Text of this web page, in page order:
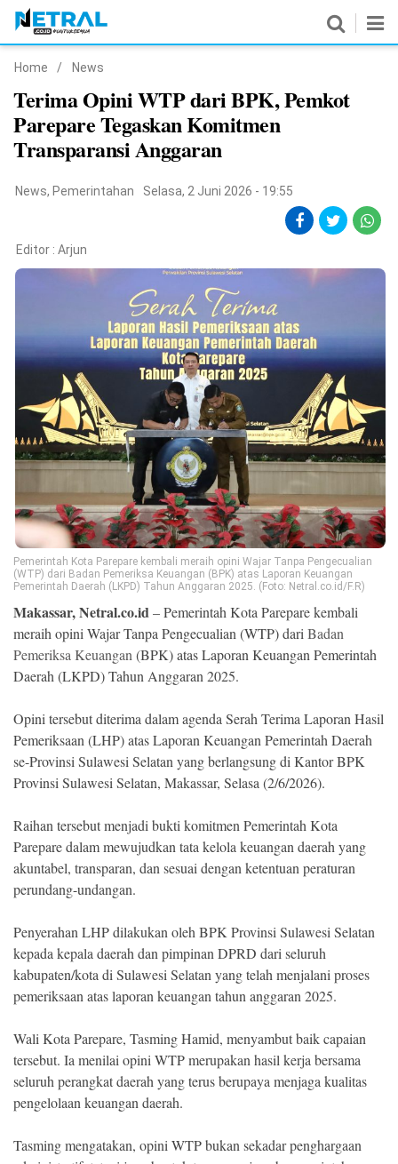
Nasional
Pemerintahan
Politik
Hukrim
Pendidikan
Olahraga
Ekonomi
Memori
©
Copyright
.
All
Right
Reserved
Home / News
Terima Opini WTP dari BPK, Pemkot
Parepare Tegaskan Komitmen
Transparansi Anggaran
News, Pemerintahan Selasa, 2 Juni 2026 - 19:55
Editor : Arjun
Pemerintah Kota Parepare kembali meraih opini Wajar Tanpa Pengecualian
(WTP) dari Badan Pemeriksa Keuangan (BPK) atas Laporan Keuangan
Pemerintah Daerah (LKPD) Tahun Anggaran 2025. (Foto: Netral.co.id/F.R)
Makassar, Netral.co.id– Pemerintah Kota Parepare kembali
meraih opini Wajar Tanpa Pengecualian (WTP) dariBadan
Pemeriksa Keuangan(BPK) atas Laporan Keuangan Pemerintah
Daerah (LKPD) Tahun Anggaran 2025.
Opini tersebut diterima dalam agenda Serah Terima Laporan Hasil
Pemeriksaan (LHP) atas Laporan Keuangan Pemerintah Daerah
se-Provinsi Sulawesi Selatan yang berlangsung di Kantor BPK
Provinsi Sulawesi Selatan, Makassar, Selasa (2/6/2026).
Raihan tersebut menjadi bukti komitmen Pemerintah Kota
Parepare dalam mewujudkan tata kelola keuangan daerah yang
akuntabel, transparan, dan sesuai dengan ketentuan peraturan
perundang-undangan.
Penyerahan LHP dilakukan oleh BPK Provinsi Sulawesi Selatan
kepada kepala daerah dan pimpinan DPRD dari seluruh
kabupaten/kota di Sulawesi Selatan yang telah menjalani proses
pemeriksaan atas laporan keuangan tahun anggaran 2025.
Wali Kota Parepare, Tasming Hamid, menyambut baik capaian
tersebut. Ia menilai opini WTP merupakan hasil kerja bersama
seluruh perangkat daerah yang terus berupaya menjaga kualitas
pengelolaan keuangan daerah.
Tasming mengatakan, opini WTP bukan sekadar penghargaan